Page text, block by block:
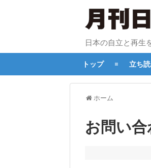
日本の自立と再生
トップ 立ち
ホーム
お問い合